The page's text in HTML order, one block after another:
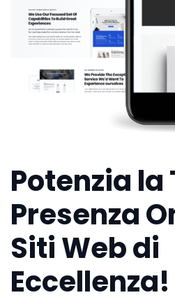
Potenzia la
Presenza
Siti Web di
Eccellenza!